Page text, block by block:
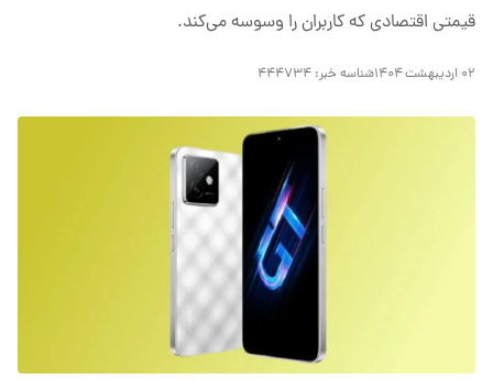
قیمتی اقتصادی که کاربران را وسوسه می‌کند.
۰۲ اردیبهشت ۱۴۰۴ شناسه خبر: ۴۴۴۷۳۴